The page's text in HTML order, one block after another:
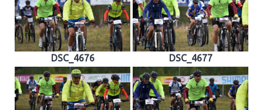
DSC_4676 DSC_4677